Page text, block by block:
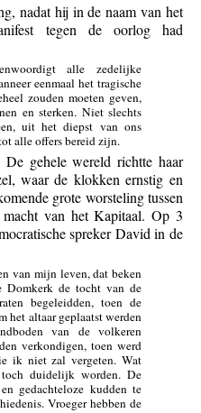
nadat hij in de naam van het
tegen de oorlog had
alle zedelijke
eenmaal het tragische
zouden moeten geven,
en sterken. Niet slechts
uit het diepst van ons
alle offers bereid zijn.
gehele wereld richtte haar
waar de klokken ernstig en
grote worsteling tussen
van het Kapitaal. Op 3
spreker David in de
van mijn leven, dat beken
de tocht van de
begeleidden, toen de
het altaar geplaatst werden
van de volkeren
verkondigen, toen werd
ik niet zal vergeten. Wat
duidelijk worden. De
gedachteloze kudden te
Vroeger hebben de